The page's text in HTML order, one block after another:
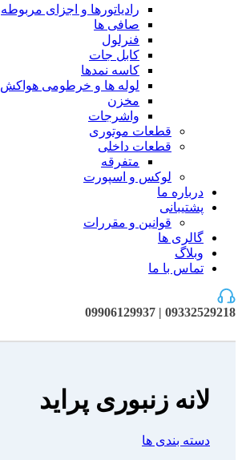
رادیاتورها و اجزای مربوطه
صافی ها
فنرلول
کابل جات
کاسه نمدها
لوله ها و خرطومی هواکش
مخزن
واشرجات
قطعات موتوری
قطعات داخلی
متفرقه
لوکس و اسپورت
درباره ما
پشتیبانی
قوانین و مقررات
گالری ها
وبلاگ
تماس با ما
09332529218 | 09906129937
لانه زنبوری پراید
دسته بندی ها